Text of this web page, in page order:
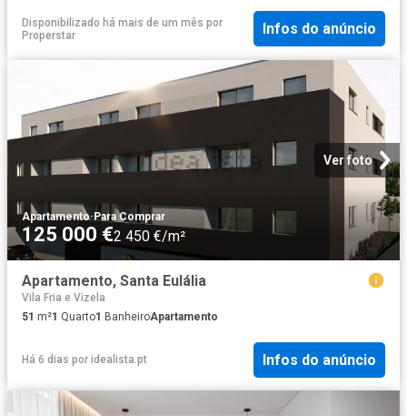
Disponibilizado há mais de um mês por
Properstar
Infos do anúncio
Ver foto
Apartamento·Para Comprar
125 000 €2 450 €/m²
Apartamento, Santa Eulália
Vila Fria e Vizela
51 m²1 Quarto1 BanheiroApartamento
Há 6 dias por idealista.pt Infos do anúncio